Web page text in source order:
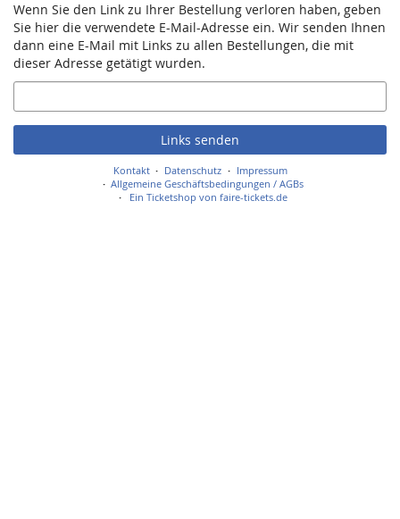
Wenn Sie den Link zu Ihrer Bestellung verloren haben, geben
Sie hier die verwendete E-Mail-Adresse ein. Wir senden Ihnen
dann eine E-Mail mit Links zu allen Bestellungen, die mit
dieser Adresse getätigt wurden.
E-
Mail
Links senden
Kontakt Datenschutz
Impressum
Allgemeine Geschäftsbedingungen / AGBs
Ein Ticketshop von faire-tickets.de